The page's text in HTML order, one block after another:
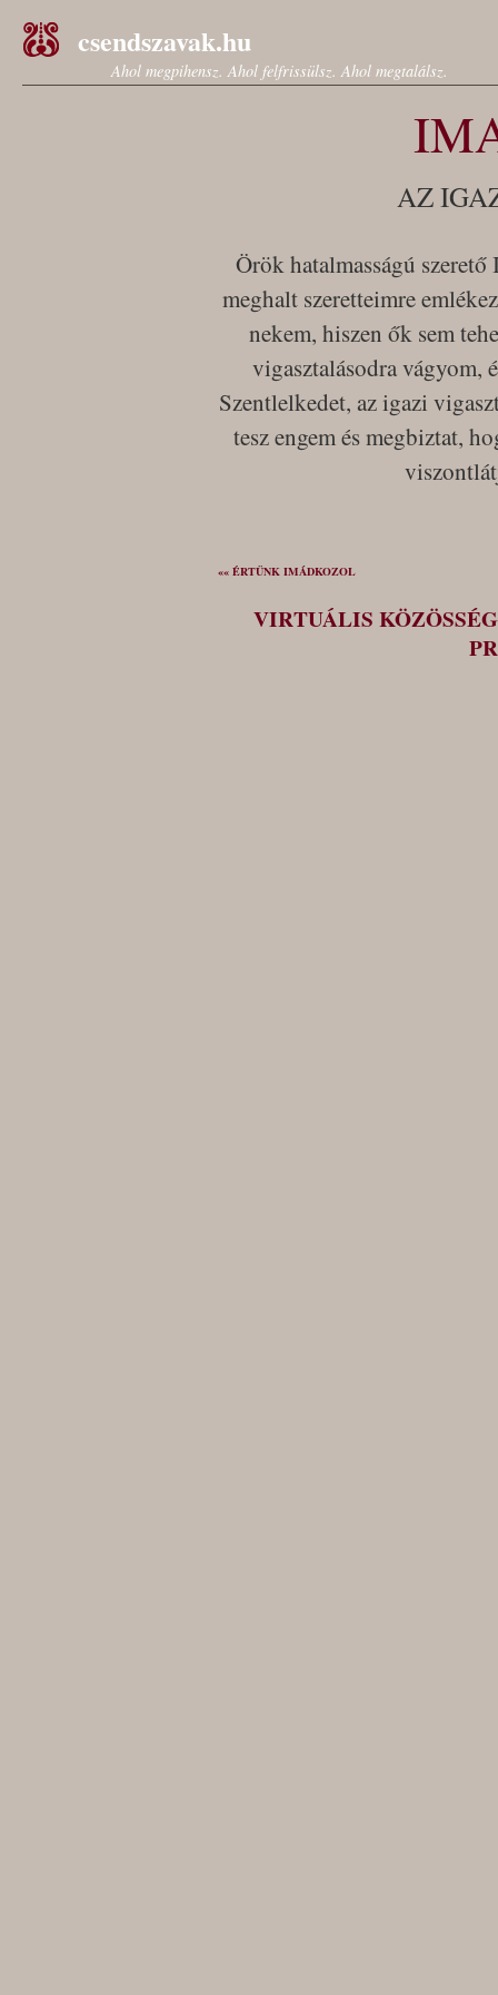
csendszavak.hu
Ahol megpihensz. Ahol felfrissülsz. Ahol megtalálsz.
AZ
Örök hatalmasságú
meghalt szeretteimre
nekem, hiszen ők sem
vigasztalásodra vágyom,
Szentlelkedet, az igazi
tesz engem és megbiztat,
«« ÉRTÜNK IMÁDKOZOL
VIRTUÁLIS KÖZÖSSÉG